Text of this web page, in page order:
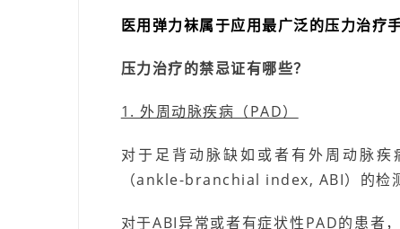
医用弹力袜属于应用最广泛的压力治疗
压力治疗的禁忌证有哪些？
1. 外周动脉疾病（PAD）
对于足背动脉缺如或者有外周动脉
（ankle-branchial index, ABI）的检
对于ABI异常或者有症状性PAD的患者